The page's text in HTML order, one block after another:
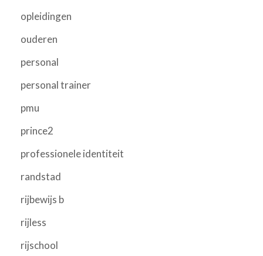
opleidingen
ouderen
personal
personal trainer
pmu
prince2
professionele identiteit
randstad
rijbewijs b
rijless
rijschool